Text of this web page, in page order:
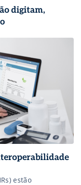
digitam,
estão